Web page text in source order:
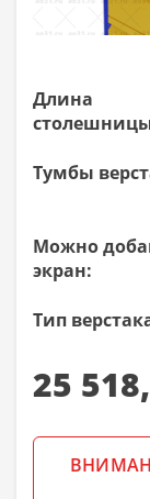
Длина
Тумбы
Можно
экран:
Тип
25